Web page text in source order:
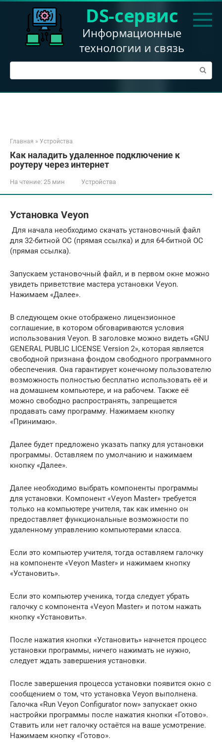
Перейти
DS-сервис
Информационные
технологии и связь
Поиск:
Главная » Устройства
Как наладить удаленное подключение к
роутеру через интернет
На чтение: 25 мин Устройства
Установка Veyon
Для начала необходимо скачать установочный файл
для 32-битной ОС (прямая ссылка) и для 64-битной ОС
(прямая ссылка).
Запускаем установочный файл, и в первом окне можно
увидеть приветствие мастера установки Veyon.
Нажимаем «Далее».
В следующем окне отображено лицензионное
соглашение, в котором обговариваются условия
использования Veyon. В заголовке можно видеть «GNU
GENERAL PUBLIC LICENSE Version 2», которая является
свободной признана фондом свободного программного
обеспечения. Она гарантирует конечному пользователю
возможность полностью бесплатно использовать её и
на домашнем компьютере, и на рабочем. Также её
можно свободно распространять, запрещается
продавать саму программу. Нажимаем кнопку
«Принимаю».
Далее будет предложено указать папку для установки
программы. Оставляем по умолчанию и нажимаем
кнопку «Далее».
Далее необходимо выбрать компоненты программы
для установки. Компонент «Veyon Master» требуется
только на компьютере учителя, так как именно он
предоставляет функциональные возможности по
удаленному управлению компьютерами класса.
Если это компьютер учителя, тогда оставляем галочку
на компоненте «Veyon Master» и нажимаем кнопку
«Установить».
Если это компьютер ученика, тогда следует убрать
галочку с компонента «Veyon Master» и потом нажать
кнопку «Установить».
После нажатия кнопки «Установить» начнется процесс
установки программы, ничего нажимать не нужно,
следует ждать завершения установки.
После завершения процесса установки появится окно с
сообщением о том, что установка Veyon выполнена.
Галочка «Run Veyon Configurator now» запускает окно
настройки программы после нажатия кнопки «Готово».
Ставить или нет галочку остаётся на ваше усмотрение.
Нажимаем кнопку «Готово».